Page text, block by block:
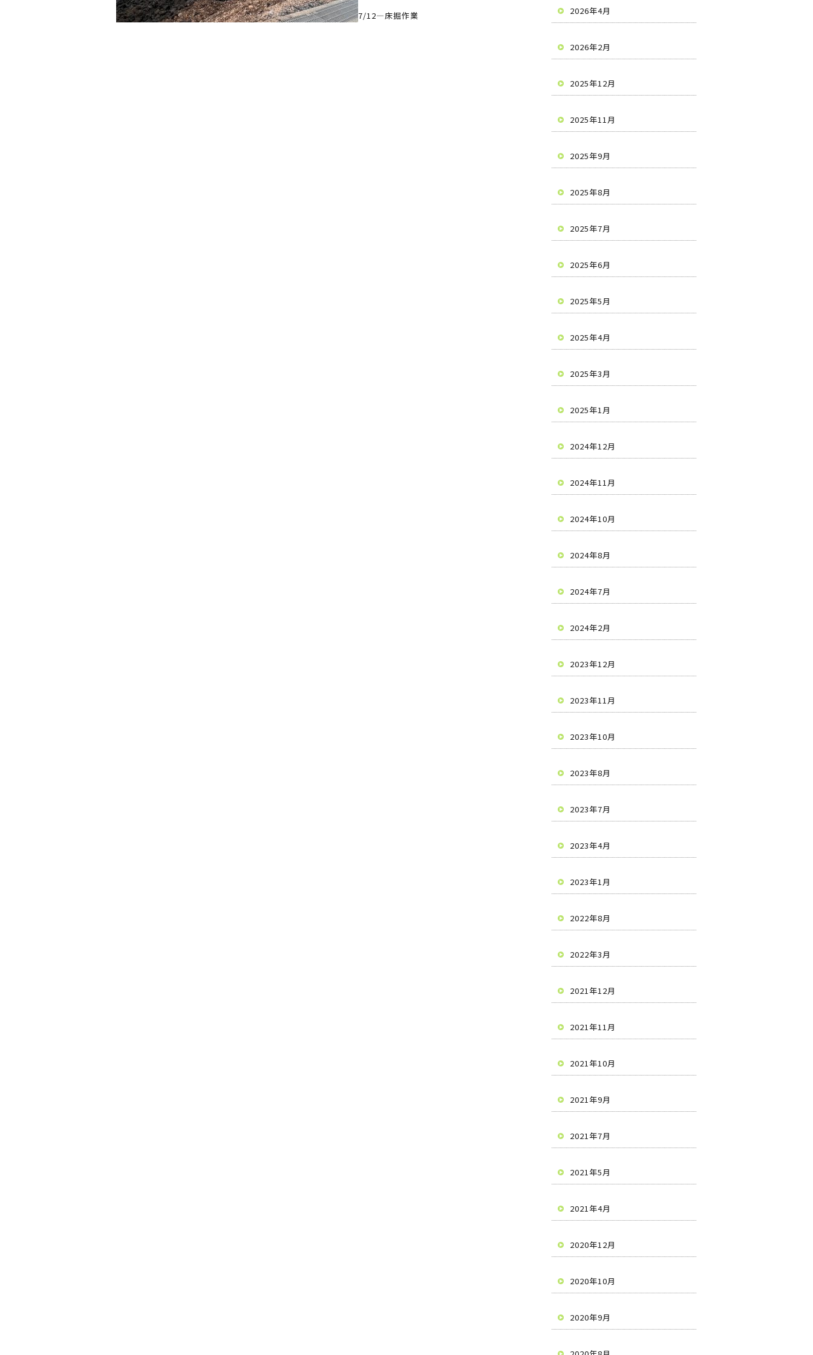
7/12—床掘作業 2026年4月
2026年2月
2025年12月
2025年11月
2025年9月
2025年8月
2025年7月
2025年6月
2025年5月
2025年4月
2025年3月
2025年1月
2024年12月
2024年11月
2024年10月
2024年8月
2024年7月
2024年2月
2023年12月
2023年11月
2023年10月
2023年8月
2023年7月
2023年4月
2023年1月
2022年8月
2022年3月
2021年12月
2021年11月
2021年10月
2021年9月
2021年7月
2021年5月
2021年4月
2020年12月
2020年10月
2020年9月